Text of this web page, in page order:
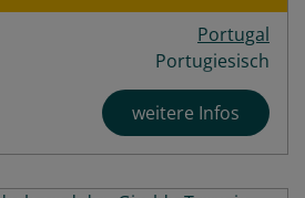
Portugal
Portugiesisch
weitere Infos